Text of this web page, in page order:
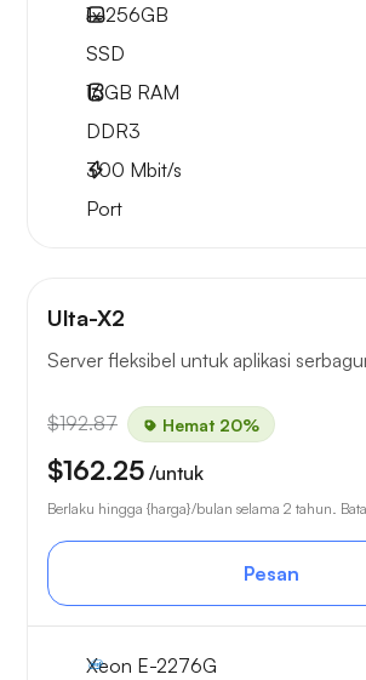
1x256GB
SSD
16GB RAM
DDR3
300 Mbit/s
Port
Ulta-X2
Server fleksibel untuk aplikasi
$192.87 Hemat 20%
$162.25 /untuk
Berlaku hingga {harga}/bulan selama 2 tahun.
Pesan
Xeon E-2276G